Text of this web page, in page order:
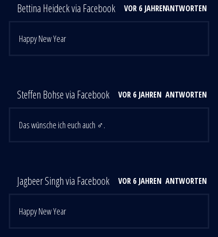
Bettina Heideck via Facebook VOR 6 JAHRENANTWORTEN
Happy New Year
Steffen Bohse via Facebook VOR 6 JAHREN ANTWORTEN
Das wünsche ich euch auch ‍♂️.
Jagbeer Singh via Facebook VOR 6 JAHREN ANTWORTEN
Happy New Year